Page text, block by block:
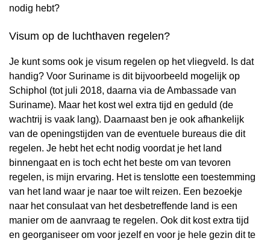
nodig hebt?
Visum op de luchthaven regelen?
Je kunt soms ook je visum regelen op het vliegveld. Is dat
handig? Voor Suriname is dit bijvoorbeeld mogelijk op
Schiphol (tot juli 2018, daarna via de Ambassade van
Suriname). Maar het kost wel extra tijd en geduld (de
wachtrij is vaak lang). Daarnaast ben je ook afhankelijk
van de openingstijden van de eventuele bureaus die dit
regelen. Je hebt het echt nodig voordat je het land
binnengaat en is toch echt het beste om van tevoren
regelen, is mijn ervaring. Het is tenslotte een toestemming
van het land waar je naar toe wilt reizen. Een bezoekje
naar het consulaat van het desbetreffende land is een
manier om de aanvraag te regelen. Ook dit kost extra tijd
en georganiseer om voor jezelf en voor je hele gezin dit te